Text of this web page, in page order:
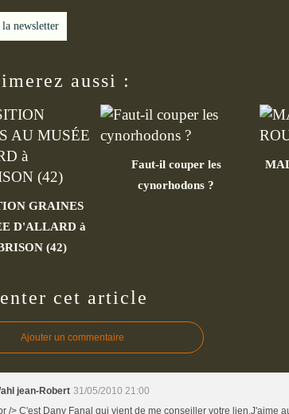
newsletter
aussi :
GRAINES
D'ALLARD à
(42)
Faut-il couper les
cynorhodons ?
cet article
Ajouter un commentaire
jean-Robert 31/05/2010 21:00
/> C'est Dany Fanal qui vient de me conseiller votre lien.J'aime